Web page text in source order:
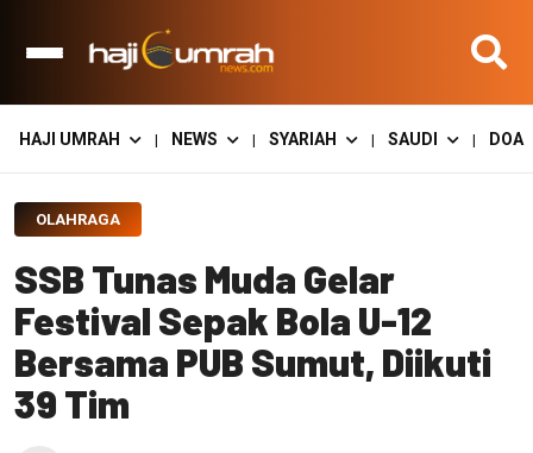
HAJI UMRAH | NEWS | SYARIAH | SAUDI | DOA
OLAHRAGA
SSB Tunas Muda Gelar
Festival Sepak Bola U-12
Bersama PUB Sumut, Diikuti
39 Tim